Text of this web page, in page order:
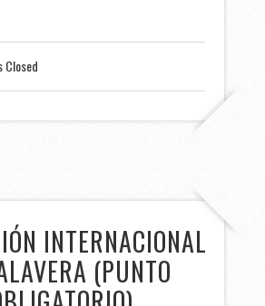
Closed
INTERNACIONAL
(PUNTO